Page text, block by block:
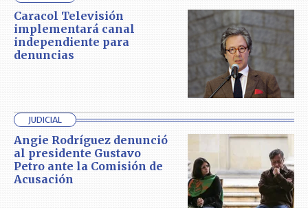
Caracol Televisión
implementará canal
independiente para
denuncias
JUDICIAL
Angie Rodríguez denunció
al presidente Gustavo
Petro ante la Comisión de
Acusación